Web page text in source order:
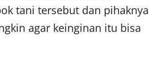
tani tersebut dan pihaknya
agar keinginan itu bisa